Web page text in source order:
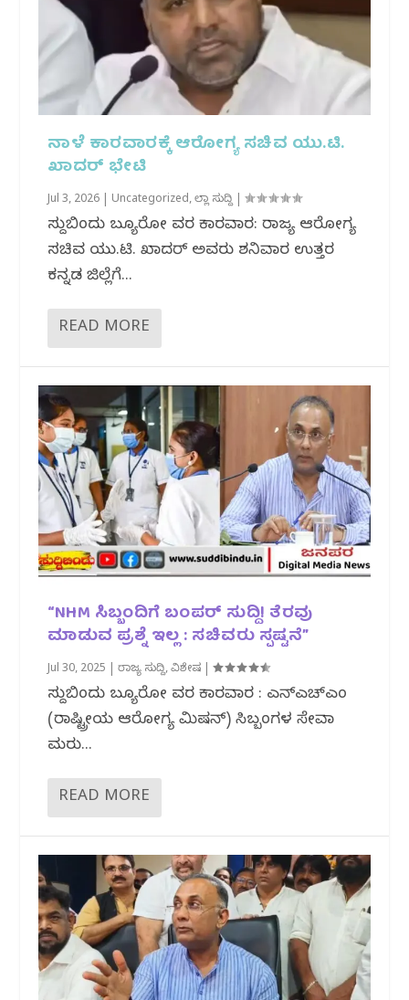
ನಾಳೆ ಕಾರವಾರಕ್ಕೆ ಆರೋಗ್ಯ ಸಚಿವ ಯು.ಟಿ.
ಖಾದರ್ ಭೇಟಿ
Jul 3, 2026 Uncategorized,ಜಿಲ್ಲಾ ಸುದ್ದಿ |
ಸುದ್ದಿಬಿಂದು ಬ್ಯೂರೋ ವರದಿ ಕಾರವಾರ: ರಾಜ್ಯ ಆರೋಗ್ಯ
ಸಚಿವ ಯು.ಟಿ. ಖಾದರ್ ಅವರು ಶನಿವಾರ ಉತ್ತರ
ಕನ್ನಡ ಜಿಲ್ಲೆಗೆ...
READ MORE
“NHM ಸಿಬ್ಬಂದಿಗೆ ಬಂಪರ್ ಸುದ್ದಿ! ತೆರವು
ಮಾಡುವ ಪ್ರಶ್ನೆ ಇಲ್ಲ : ಸಚಿವರು ಸ್ಪಷ್ಟನೆ”
Jul 30, 2025 |ರಾಜ್ಯ ಸುದ್ದಿ,ವಿಶೇಷ |
ಸುದ್ದಿಬಿಂದು ಬ್ಯೂರೋ ವರದಿ ಕಾರವಾರ : ಎನ್ಎಚ್‌ಎಂ
(ರಾಷ್ಟ್ರೀಯ ಆರೋಗ್ಯ ಮಿಷನ್) ಸಿಬ್ಬಂದಿಗಳ ಸೇವಾ
ಮರು...
READ MORE